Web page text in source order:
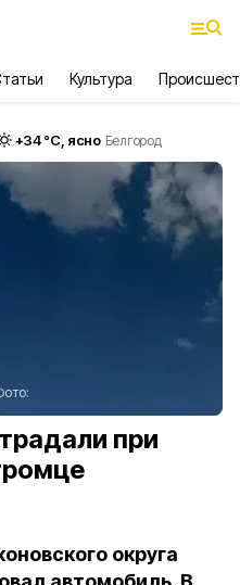
Культура
+34°С, ясно Белгород
при
округа